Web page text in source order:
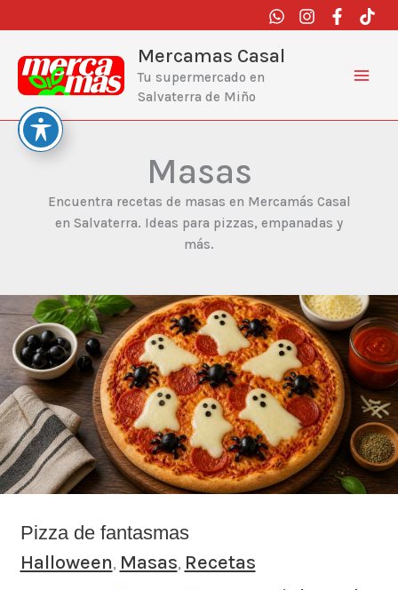
al
contenido
Mercamas Casal
Tu supermercado en
Salvaterra de Miño
Masas
Encuentra recetas de masas en Mercamás Casal
en Salvaterra. Ideas para pizzas, empanadas y
más.
Pizza de fantasmas
Halloween, Masas, Recetas
Pizza
de
fantasmas